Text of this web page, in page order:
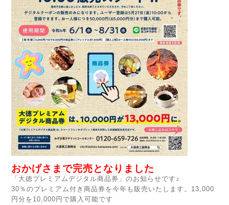
おかげさまで完売となりました
「大徳プレミアムデジタル商品券」のお知らせです♪
30％のプレミアム付き商品券を今年も販売いたします。13,000
円分を10,000円で購入可能です